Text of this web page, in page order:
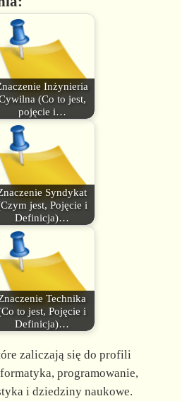
Inżynieria
(Co to jest,
pojęcie i…
Syndykat
jest, Pojęcie i
Definicja)…
Technika
to jest, Pojęcie i
Definicja)…
zaliczają się do profili
programowanie,
i dziedziny naukowe.